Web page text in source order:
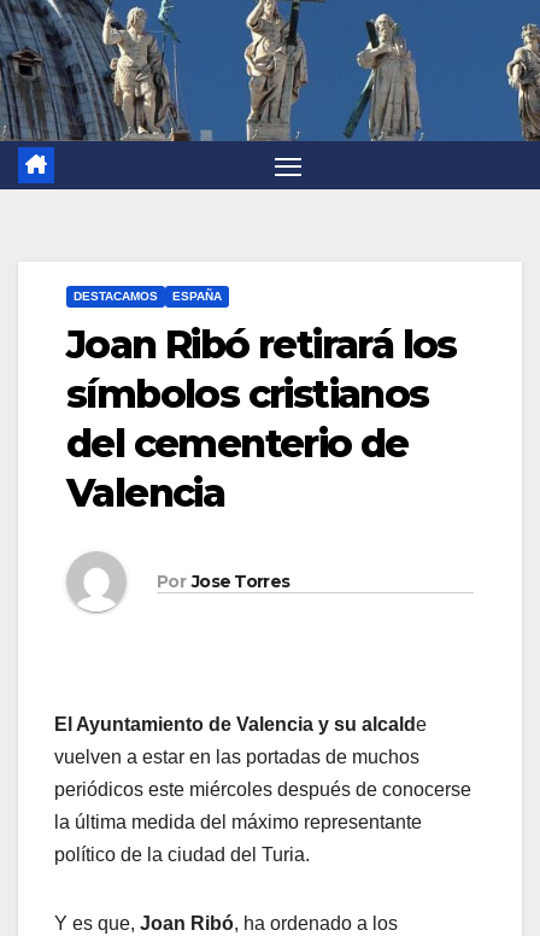
DESTACAMOS ESPAÑA
Joan Ribó retirará los
símbolos cristianos
del cementerio de
Valencia
Por Jose Torres
El Ayuntamiento de Valencia y su alcalde
vuelven a estar en las portadas de muchos
periódicos este miércoles después de conocerse
la última medida del máximo representante
político de la ciudad del Turia.
Y es que, Joan Ribó, ha ordenado a los